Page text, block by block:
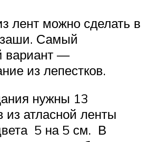
лент можно сделать в
Самый
вариант —
из лепестков.
нужны 13
из атласной ленты
5 на 5 см. В